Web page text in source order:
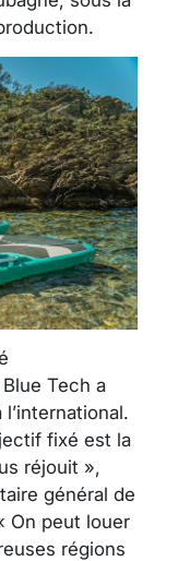
Tech a
fixé est la
réjouit »,
général de
On peut louer
régions